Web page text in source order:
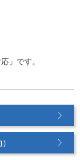
」です。